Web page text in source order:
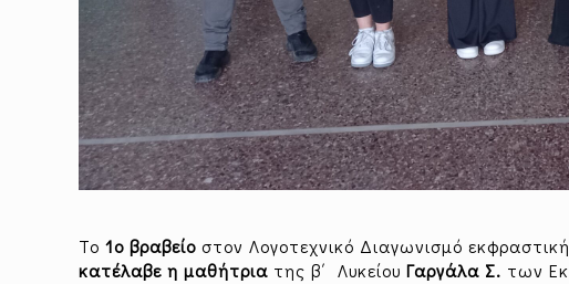
Το1o βραβείο στον Λογοτεχνικό Διαγωνισμό
κατέλαβε η μαθήτρια της β΄ ΛυκείουΓαργάλα Σ. των